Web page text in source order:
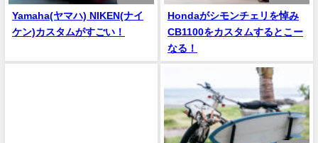
Yamaha(ヤマハ) NIKEN(ナイ
ケン)カスタムがすごい！
Hondaがシモンチェリを悼み
CB1100をカスタムするとこー
なる！